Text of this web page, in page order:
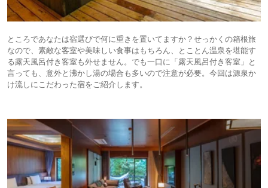
ところであなたは宿選びで何に重きを置いてますか？せっかくの箱根旅
なので、素敵な客室や美味しい食事はもちろん、とことん温泉を堪能す
る露天風呂付き客室も外せません。でも一口に「露天風呂付き客室」と
言っても、意外と沸かし湯の場合も多いので注意が必要。今回は源泉か
け流しにこだわった宿をご紹介します。